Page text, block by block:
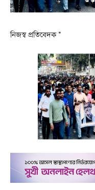
নিজস্ব প্রতিবেদক *